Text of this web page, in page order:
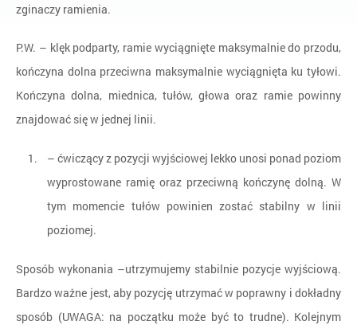
zginaczy ramienia.
P.W. – klęk podparty, ramie wyciągnięte maksymalnie do przodu,
kończyna dolna przeciwna maksymalnie wyciągnięta ku tyłowi.
Kończyna dolna, miednica, tułów, głowa oraz ramie powinny
znajdować się w jednej linii.
– ćwiczący z pozycji wyjściowej lekko unosi ponad poziom
wyprostowane ramię oraz przeciwną kończynę dolną. W
tym momencie tułów powinien zostać stabilny w linii
poziomej.
Sposób wykonania –utrzymujemy stabilnie pozycje wyjściową.
Bardzo ważne jest, aby pozycję utrzymać w poprawny i dokładny
sposób (UWAGA: na początku może być to trudne). Kolejnym